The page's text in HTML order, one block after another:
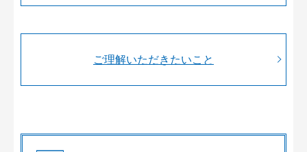
ご理解いただきたいこと